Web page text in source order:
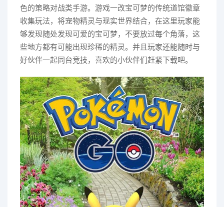
色的策略对战类手游。游戏一改宝可梦的传统道馆徽章
收集玩法，将宠物精灵与现实世界结合，在这里玩家能
够发现随处发现可爱的宝可梦，不要放过每个角落，这
些地方都有可能出现珍稀的精灵。并且玩家还能随时与
好伙伴一起同台竞技，喜欢的小伙伴们赶紧下载吧。